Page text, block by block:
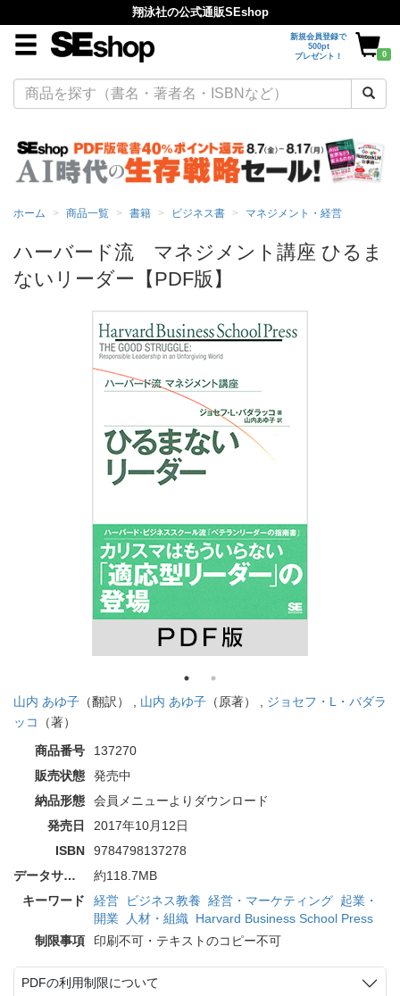
翔泳社の公式通販SEshop
新規会員登録で
500pt
プレゼント！
0
ホーム 商品一覧 書籍 ビジネス書 マネジメント・経営
ハーバード流 マネジメント講座 ひるま
ないリーダー【PDF版】
山内 あゆ子 （翻訳） , 山内 あゆ子 （原著） , ジョセフ・L・バダラ
ッコ
（著）
商品番号
137270
販売状態
発売中
納品形態
会員メニューよりダウンロード
発売日
2017年10月12日
ISBN
9784798137278
データサイズ
約118.7MB
キーワード
経営 ビジネス教養 経営・マーケティング 起業・
開業
人材・組織 Harvard Business School Press
制限事項
印刷不可・テキストのコピー不可
PDFの利用制限について